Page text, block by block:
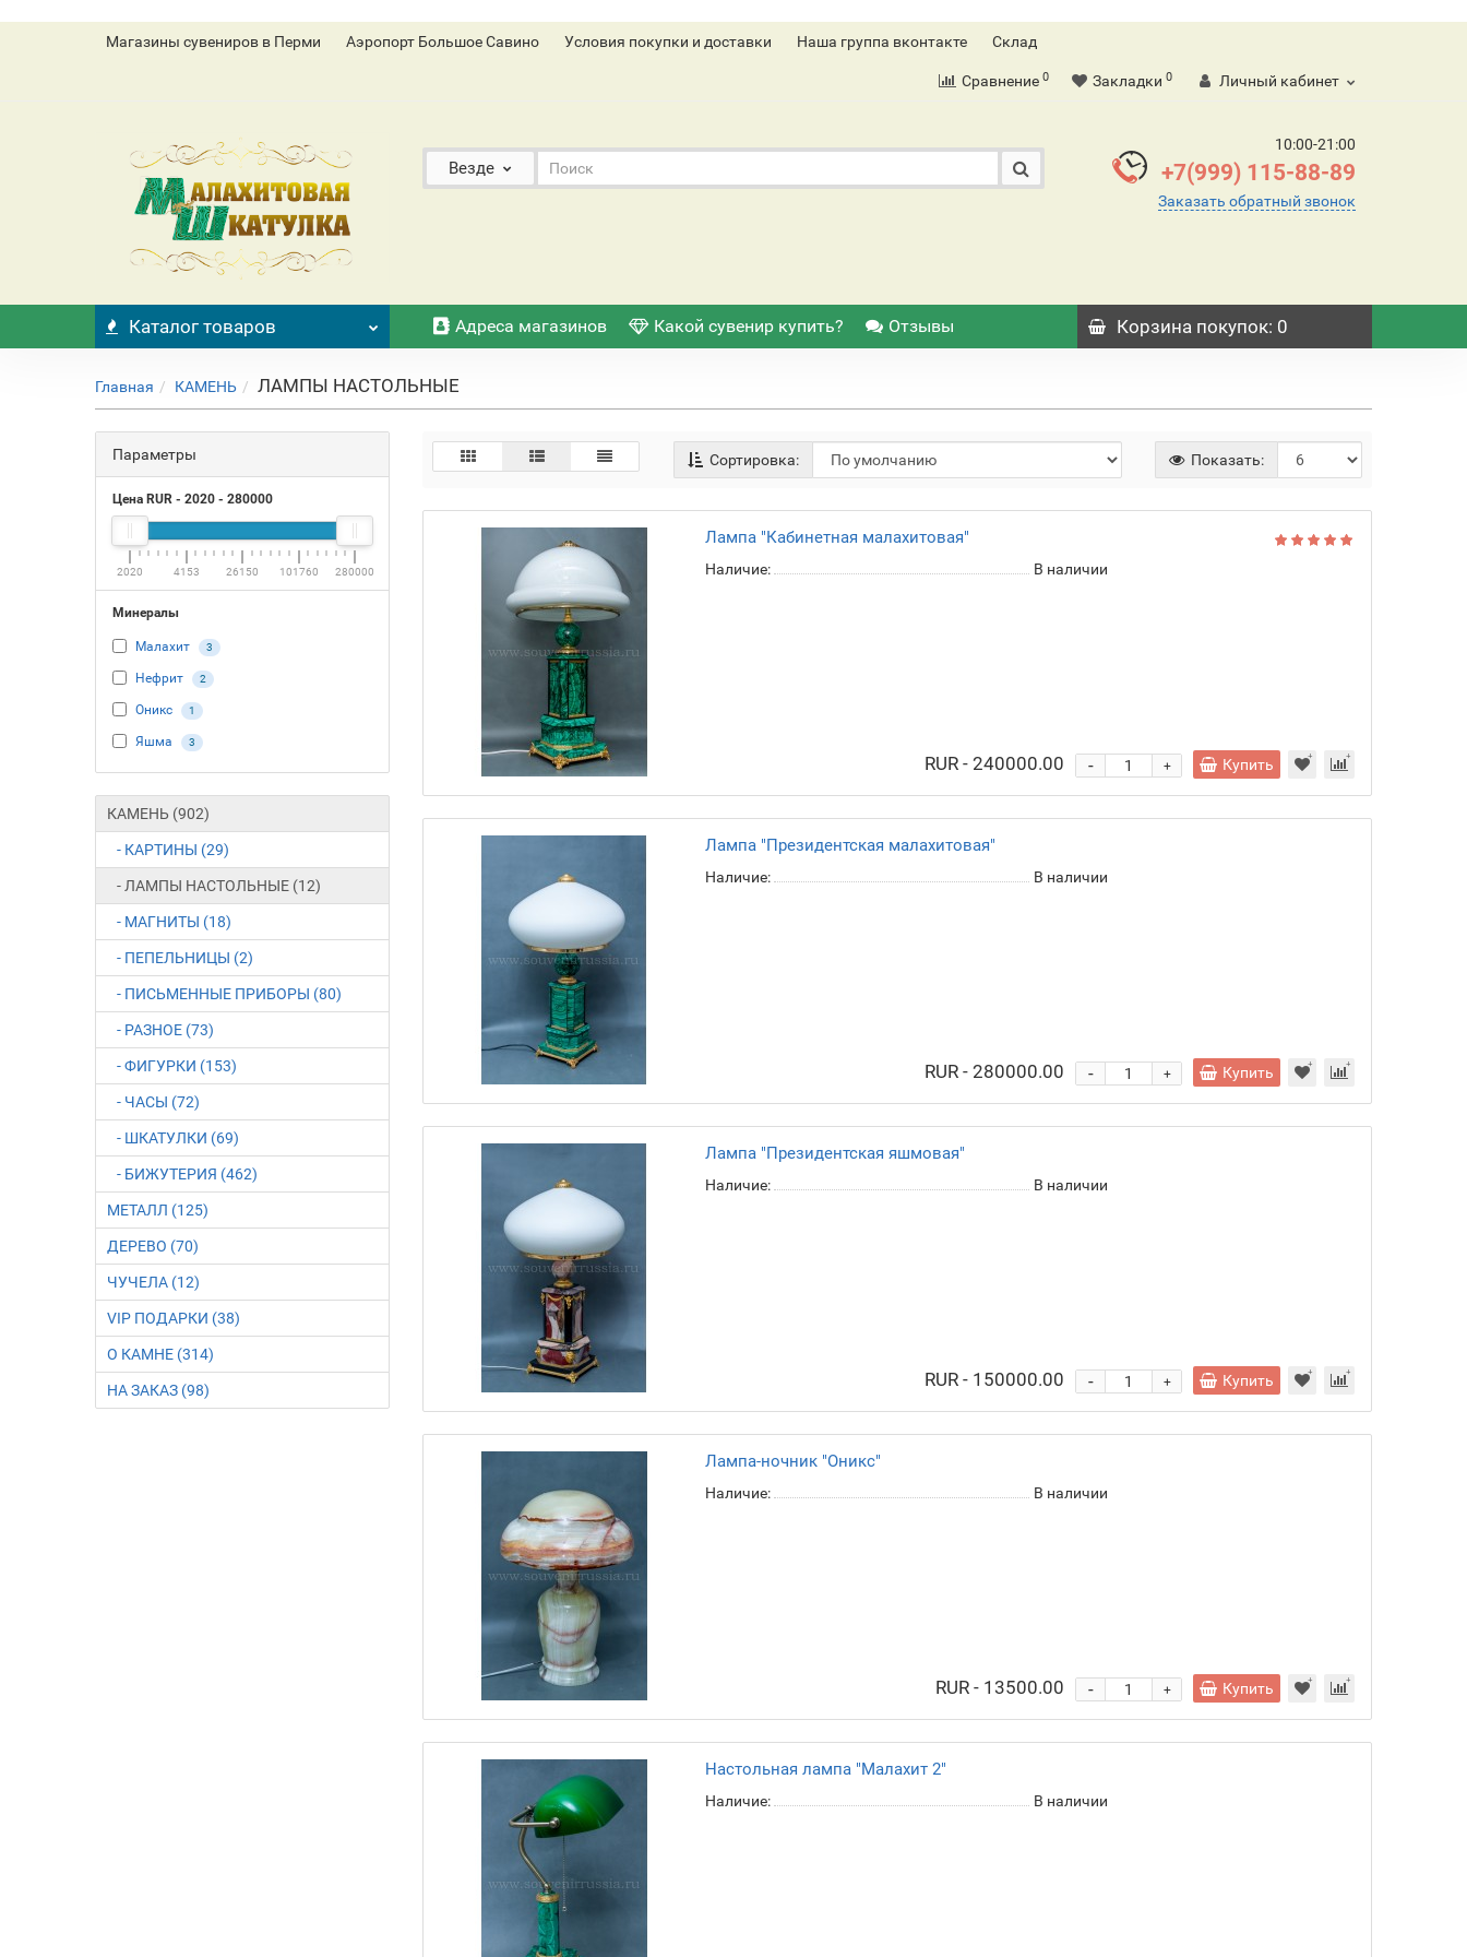
Магазины сувениров в Перми Аэропорт Большое Савино Условия покупки и доставки Наша группа вконтакте Склад
Сравнение 0 Закладки 0 Личный кабинет
Везде
10:00-21:00
+7(999) 115-88-89
Заказать обратный звонок
Каталог товаров Адреса магазинов Какой сувенир купить? Отзывы Корзина покупок: 0
Главная КАМЕНЬ ЛАМПЫ НАСТОЛЬНЫЕ
Параметры
Цена RUR - 2020 - 280000
2020 4153 26150 101760 280000
Минералы
Малахит 3
Нефрит 2
Оникс 1
Яшма 3
КАМЕНЬ (902)
- КАРТИНЫ (29)
- ЛАМПЫ НАСТОЛЬНЫЕ (12)
- МАГНИТЫ (18)
- ПЕПЕЛЬНИЦЫ (2)
- ПИСЬМЕННЫЕ ПРИБОРЫ (80)
- РАЗНОЕ (73)
- ФИГУРКИ (153)
- ЧАСЫ (72)
- ШКАТУЛКИ (69)
- БИЖУТЕРИЯ (462)
МЕТАЛЛ (125)
ДЕРЕВО (70)
ЧУЧЕЛА (12)
VIP ПОДАРКИ (38)
О КАМНЕ (314)
НА ЗАКАЗ (98)
Сортировка: Показать:
Лампа "Кабинетная малахитовая"
Наличие: В наличии
RUR - 240000.00 +
- Купить
Лампа "Президентская малахитовая"
Наличие: В наличии
RUR - 280000.00 +
- Купить
Лампа "Президентская яшмовая"
Наличие: В наличии
RUR - 150000.00 +
- Купить
Лампа-ночник "Оникс"
Наличие: В наличии
RUR - 13500.00 +
- Купить
Настольная лампа "Малахит 2"
Наличие: В наличии